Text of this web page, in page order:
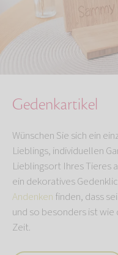
Gedenkartikel
Wünschen Sie sich ein
Lieblings, individuellen
Lieblingsort Ihres Tieres
ein dekoratives
Andenken finden, dass
und so besonders ist
Zeit.